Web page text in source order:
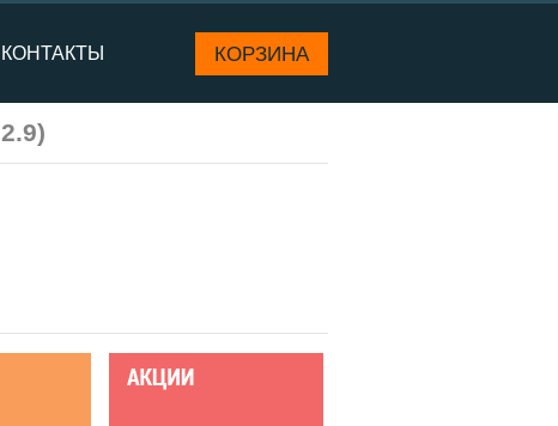
КОНТАКТЫ КОРЗИНА
2.9)